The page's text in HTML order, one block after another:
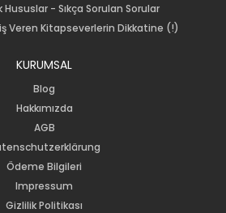
Hususlar - Sıkça Sorulan Sorular
Veren Kitapseverlerin Dikkatine (!)
KURUMSAL
Blog
Hakkımızda
AGB
Ödeme Bilgileri
Impressum
Gizlilik Politikası